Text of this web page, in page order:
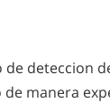
deteccion
manera